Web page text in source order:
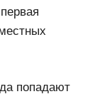
попадают